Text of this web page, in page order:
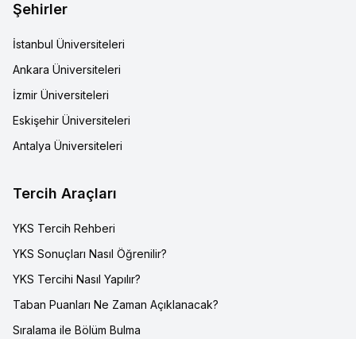
Şehirler
İstanbul Üniversiteleri
Ankara Üniversiteleri
İzmir Üniversiteleri
Eskişehir Üniversiteleri
Antalya Üniversiteleri
Tercih Araçları
YKS Tercih Rehberi
YKS Sonuçları Nasıl Öğrenilir?
YKS Tercihi Nasıl Yapılır?
Taban Puanları Ne Zaman Açıklanacak?
Sıralama ile Bölüm Bulma